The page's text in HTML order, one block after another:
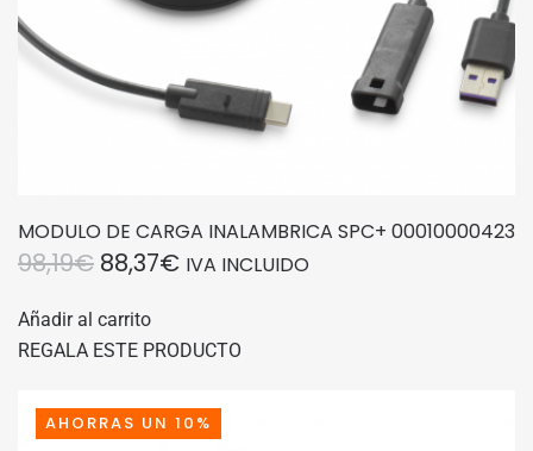
MODULO DE CARGA INALAMBRICA SPC+ 00010000423
98,19€ EL
ORIGINAL
98,19€.
88,37€EL
88,37€.
IVA INCLUIDO
Añadir al carrito
REGALA ESTE PRODUCTO
AHORRAS UN 10%